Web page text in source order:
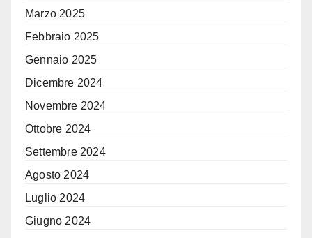
Marzo 2025
Febbraio 2025
Gennaio 2025
Dicembre 2024
Novembre 2024
Ottobre 2024
Settembre 2024
Agosto 2024
Luglio 2024
Giugno 2024